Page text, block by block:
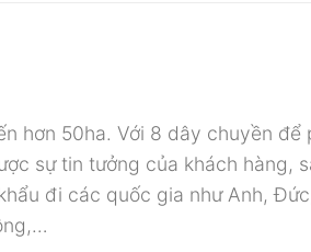
hơn 50ha. Với 8 dây chuyền để
sự tin tưởng của khách hàng,
đi các quốc gia như Anh,